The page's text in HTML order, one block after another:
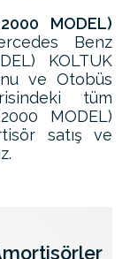
MODEL)
Benz
KOLTUK
ve Otobüs
tüm
MODEL)
satış ve